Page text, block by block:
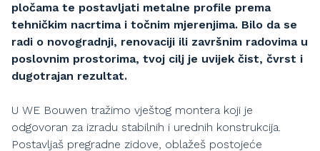
pločama te postavljati metalne profile prema
tehničkim nacrtima i točnim mjerenjima. Bilo da se
radi o novogradnji, renovaciji ili završnim radovima u
poslovnim prostorima, tvoj cilj je uvijek čist, čvrst i
dugotrajan rezultat.
U WE Bouwen tražimo vještog montera koji je
odgovoran za izradu stabilnih i urednih konstrukcija.
Postavljaš pregradne zidove, oblažeš postojeće